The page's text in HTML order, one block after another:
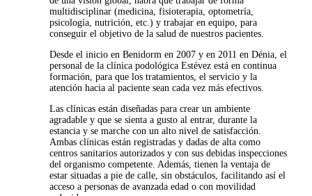
multidisciplinar (medicina, fisioterapia, optometría,
psicología, nutrición, etc.) y trabajar en equipo, para
conseguir el objetivo de la salud de nuestros pacientes.
Desde el inicio en Benidorm en 2007 y en 2011 en Dénia, el
personal de la clínica podológica Estévez está en continua
formación, para que los tratamientos, el servicio y la
atención hacia al paciente sean cada vez más efectivos.
Las clínicas están diseñadas para crear un ambiente
agradable y que se sienta a gusto al entrar, durante la
estancia y se marche con un alto nivel de satisfacción.
Ambas clínicas están registradas y dadas de alta como
centros sanitarios autorizados y con sus debidas inspecciones
del organismo competente. Además, tienen la ventaja de
estar situadas a pie de calle, sin obstáculos, facilitando así el
acceso a personas de avanzada edad o con movilidad